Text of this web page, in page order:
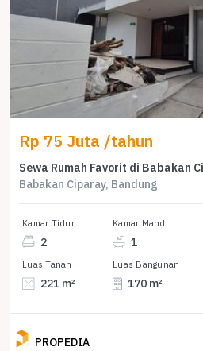
Rp 75 Juta /tahun
Babakan Ciparay, Bandung
Kamar Tidur
2
Kamar Mandi
1
Luas Tanah
221 m²
Luas Bangunan
170 m²
PROPEDIA